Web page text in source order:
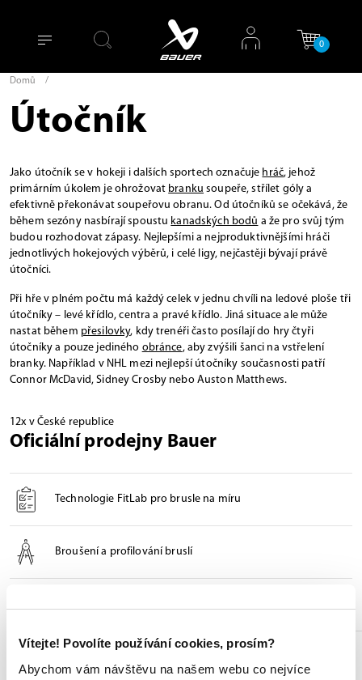
Vítejte! Povolíte používání cookies, prosím?
Abychom vám návštěvu na našem webu co nejvíce
0
Domů /
Útočník
Jako útočník se v hokeji i dalších sportech označuje hráč, jehož
primárním úkolem je ohrožovat branku soupeře, střílet góly a
efektivně překonávat soupeřovu obranu. Od útočníků se očekává, že
během sezóny nasbírají spoustu kanadských bodů a že pro svůj tým
budou rozhodovat zápasy. Nejlepšími a nejproduktivnějšími hráči
jednotlivých hokejových výběrů, i celé ligy, nejčastěji bývají právě
útočníci.
Při hře v plném počtu má každý celek v jednu chvíli na ledové ploše tři
útočníky – levé křídlo, centra a pravé křídlo. Jiná situace ale může
nastat během přesilovky, kdy trenéři často posílají do hry čtyři
útočníky a pouze jediného obránce, aby zvýšili šanci na vstřelení
branky. Například v NHL mezi nejlepší útočníky současnosti patří
Connor McDavid, Sidney Crosby nebo Auston Matthews.
12x v České republice
Oficiální prodejny Bauer
Technologie FitLab pro brusle na míru
Broušení a profilování bruslí
Seznam prodejen